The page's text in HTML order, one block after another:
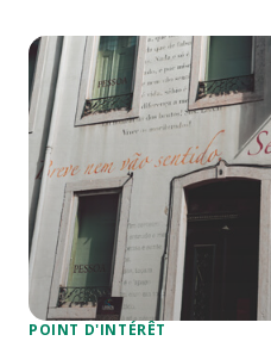
POINT D'INTÉRÊT